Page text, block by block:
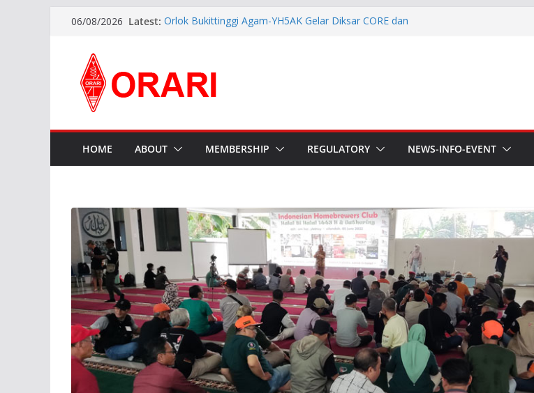
06/08/2026 Latest: Orlok Bukittinggi Agam-YH5AK Gelar Diksar CORE dan
Aftiyedi Dalimunthe (YC5NNF) Resmi Pimpin ORARI Lokal
Bengkalis 2026–2029, Dikukuhkan Langsung Ketua Orari
Beserta Jajaran Hadiri Muslok III Bengkalis
Pererat Silaturahmi, Pengurus Baru ORARI Riau Audiensi dan
HOME ABOUT MEMBERSHIP REGULATORY NEWS-INFO-EVENT